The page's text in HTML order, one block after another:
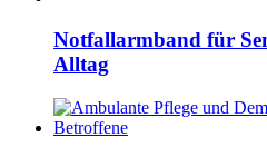
Notfallarmband für
Alltag